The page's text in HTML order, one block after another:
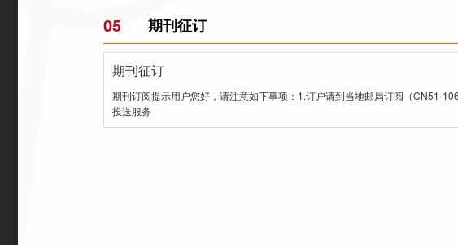
05 期刊征订
期刊征订
期刊订阅提示用户您好，请注意如下事项：1.订户请到当地邮局订阅（CN51-1067/J）出刊周期：季度刊 订阅单价：10.00元/期2.投送方式
投送服务